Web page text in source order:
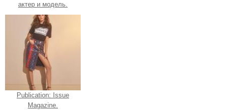
актер и модель.
Publication: Issue
Magazine.